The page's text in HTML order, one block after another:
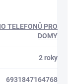
TELEFONŮ PRO
DOMY
2 roky
6931847164768